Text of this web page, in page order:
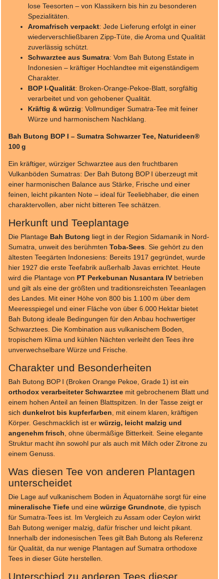
lose Teesorten – von Klassikern bis hin zu besonderen
Spezialitäten.
Aromafrisch verpackt: Jede Lieferung erfolgt in einer
wiederverschließbaren Zipp-Tüte, die Aroma und Qualität
zuverlässig schützt.
Schwarztee aus Sumatra: Vom Bah Butong Estate in
Indonesien – kräftiger Hochlandtee mit eigenständigem
Charakter.
BOP I-Qualität: Broken-Orange-Pekoe-Blatt, sorgfältig
verarbeitet und von gehobener Qualität.
Kräftig & würzig: Vollmundiger Sumatra-Tee mit feiner
Würze und harmonischem Nachklang.
Bah Butong BOP I – Sumatra Schwarzer Tee, Naturideen®
100 g
Ein kräftiger, würziger Schwarztee aus den fruchtbaren
Vulkanböden Sumatras: Der Bah Butong BOP I überzeugt mit
einer harmonischen Balance aus Stärke, Frische und einer
feinen, leicht pikanten Note – ideal für Teeliebhaber, die einen
charaktervollen, aber nicht bitteren Tee schätzen.
Herkunft und Teeplantage
Die Plantage Bah Butong liegt in der Region Sidamanik in Nord-
Sumatra, unweit des berühmten Toba-Sees . Sie gehört zu den
ältesten Teegärten Indonesiens: Bereits 1917 gegründet, wurde
hier 1927 die erste Teefabrik außerhalb Javas errichtet. Heute
wird die Plantage von PT Perkebunan Nusantara IV betrieben
und gilt als eine der größten und traditionsreichsten Teeanlagen
des Landes. Mit einer Höhe von 800 bis 1.100 m über dem
Meeresspiegel und einer Fläche von über 6.000 Hektar bietet
Bah Butong ideale Bedingungen für den Anbau hochwertiger
Schwarztees. Die Kombination aus vulkanischem Boden,
tropischem Klima und kühlen Nächten verleiht den Tees ihre
unverwechselbare Würze und Frische.
Charakter und Besonderheiten
Bah Butong BOP I (Broken Orange Pekoe, Grade 1) ist ein
orthodox verarbeiteter Schwarztee mit gebrochenem Blatt und
einem hohen Anteil an feinen Blattspitzen. In der Tasse zeigt er
sich dunkelrot bis kupferfarben , mit einem klaren, kräftigen
Körper. Geschmacklich ist er würzig, leicht malzig und
angenehm frisch , ohne übermäßige Bitterkeit. Seine elegante
Struktur macht ihn sowohl pur als auch mit Milch oder Zitrone zu
einem Genuss.
Was diesen Tee von anderen Plantagen
unterscheidet
Die Lage auf vulkanischem Boden in Äquatornähe sorgt für eine
mineralische Tiefe und eine würzige Grundnote , die typisch
für Sumatra-Tees ist. Im Vergleich zu Assam oder Ceylon wirkt
Bah Butong weniger malzig, dafür frischer und leicht pikant.
Innerhalb der indonesischen Tees gilt Bah Butong als Referenz
für Qualität, da nur wenige Plantagen auf Sumatra orthodoxe
Tees in dieser Güte herstellen.
Unterschied zu anderen Tees dieser